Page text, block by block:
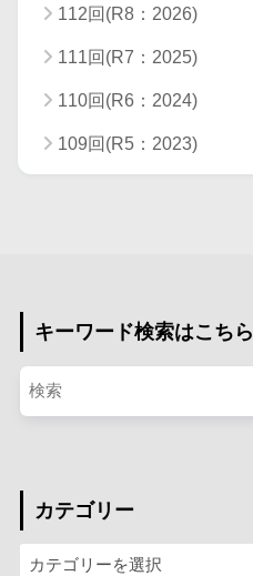
112回(R8：2026)
111回(R7：2025)
110回(R6：2024)
109回(R5：2023)
キーワード検索はこちら
カテゴリー